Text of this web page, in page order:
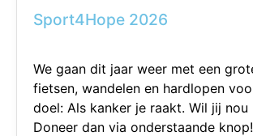
Sport4Hope 2026
We gaan dit jaar weer met een
fietsen, wandelen en hardlopen
doel: Als kanker je raakt. Wil jij nou
Doneer dan via onderstaande knop!